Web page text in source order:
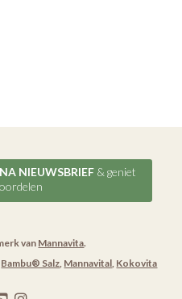
NIEUWSBRIEF& geniet
van Mannavita.
Bambu® Salz, Mannavital, Kokovita